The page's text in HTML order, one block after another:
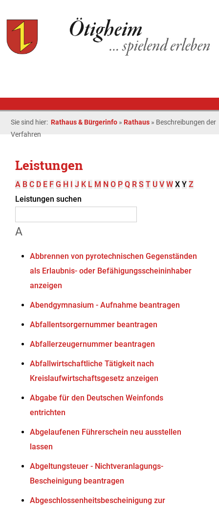
Sie sind hier: Rathaus & Bürgerinfo » Rathaus » Beschreibungen der
Verfahren
Leistungen
A B C D E F G H I J K L M N O P Q R S T U V W X Y Z
Leistungen suchen
A
Abbrennen von pyrotechnischen Gegenständen
als Erlaubnis- oder Befähigungsscheininhaber
anzeigen
Abendgymnasium - Aufnahme beantragen
Abfallentsorgernummer beantragen
Abfallerzeugernummer beantragen
Abfallwirtschaftliche Tätigkeit nach
Kreislaufwirtschaftsgesetz anzeigen
Abgabe für den Deutschen Weinfonds
entrichten
Abgelaufenen Führerschein neu ausstellen
lassen
Abgeltungsteuer - Nichtveranlagungs-
Bescheinigung beantragen
Abgeschlossenheitsbescheinigung zur